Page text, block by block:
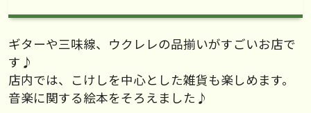
ギターや三味線、ウクレレの品揃いがすごいお店で
す♪
店内では、こけしを中心とした雑貨も楽しめます。
音楽に関する絵本をそろえました♪